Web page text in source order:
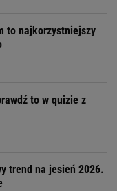
to najkorzystniejszy
to w quizie z
trend na jesień 2026.